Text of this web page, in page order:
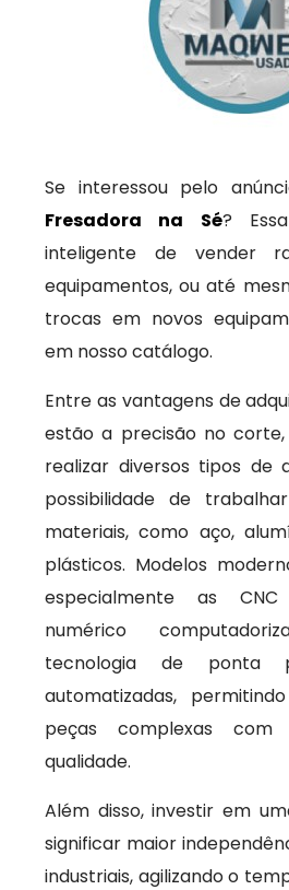
Se interessou pelo
Fresadora na Sé?
inteligente de vender
equipamentos, ou até
trocas em novos
em nosso catálogo.
Entre as vantagens de
estão a precisão no
realizar diversos tipos de
possibilidade de
materiais, como aço,
plásticos. Modelos
especialmente as
numérico
tecnologia de ponta
automatizadas,
peças complexas com
qualidade.
Além disso, investir em
significar maior
industriais, agilizando o